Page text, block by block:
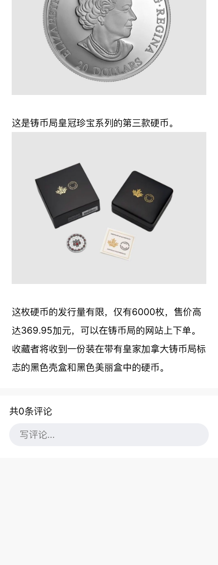
这是铸币局皇冠珍宝系列的第三款硬币。
这枚硬币的发行量有限，仅有6000枚，售价高
达369.95加元，可以在铸币局的网站上下单。
收藏者将收到一份装在带有皇家加拿大铸币局标
志的黑色壳盒和黑色美丽盒中的硬币。
共0条评论